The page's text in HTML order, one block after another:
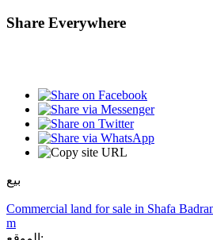
Share Everywhere
بيع
Commercial land for sale in Shafa
m